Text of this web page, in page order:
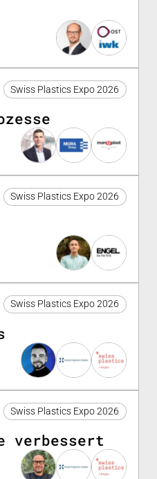
Swiss Plastics Expo 2026
Swiss Plastics Expo 2026
Swiss Plastics Expo 2026
Swiss Plastics Expo 2026
verbessert